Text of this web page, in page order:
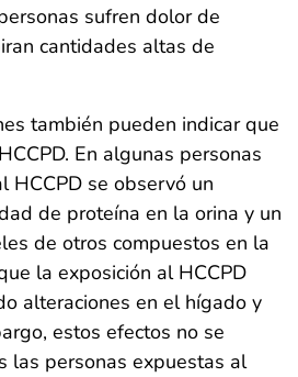
sufren dolor de
cantidades altas de
también pueden indicar que
En algunas personas
HCCPD se observó un
de proteína en la orina y un
de otros compuestos en la
la exposición al HCCPD
alteraciones en el hígado y
estos efectos no se
las personas expuestas al